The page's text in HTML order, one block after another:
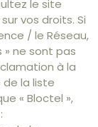
le site
vos droits. Si
/ le Réseau,
ne sont pas
à la
de la liste
« Bloctel »,